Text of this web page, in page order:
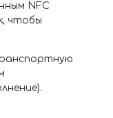
NFC
чтобы